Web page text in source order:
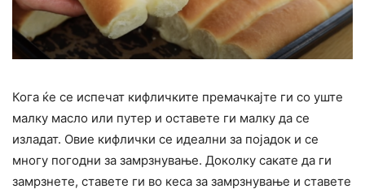
Кога ќе се испечат кифличките премачкајте ги со уште
малку масло или путер и оставете ги малку да се
изладат. Овие кифлички се идеални за појадок и се
многу погодни за замрзнување. Доколку сакате да ги
замрзнете, ставете ги во кеса за замрзнување и ставете